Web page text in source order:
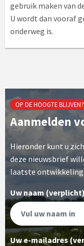
gebruik maken van
U wordt dan vooraf
onderweg is.
OP DE HOOGTE BLIJVEN?
Aanmelden
Hieronder kunt u
deze nieuwsbrief
laatste
Uw naam (verplicht)
Uw e-mailadres